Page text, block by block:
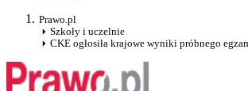
Prawo.pl
Szkoły i uczelnie
CKE ogłosiła krajowe wyniki próbnego